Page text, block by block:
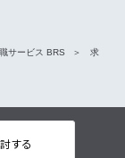
サービス BRS
求
する